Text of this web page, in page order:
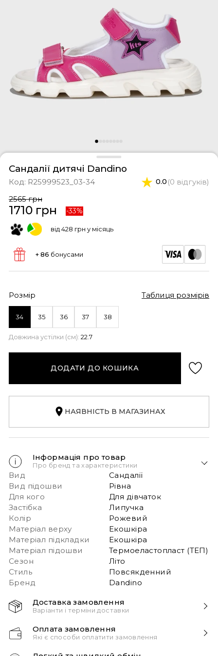
костюми
Сандалії дитячі Dandino
Код: R25999523_03-34 0.0 (0 відгуків)
2565 грн
1710 грн -33%
від 428 грн у місяць
+ 86 бонусами
Розмір Таблиця розмірів
34 35 36 37 38
Довжина устілки (см): 22.7
ДОДАТИ ДО КОШИКА
НАЯВНІСТЬ В МАГАЗИНАХ
Інформація про товар
Про бренд та характеристики
Вид
Сандалії
Вид підошви
Рівна
Для кого
Для дівчаток
Застібка
Липучка
Колір
Рожевий
Матеріал верху
Екошкіра
Матеріал підкладки
Екошкіра
Матеріал підошви
Термоеластопласт (ТЕП)
Сезон
Літо
Стиль
Повсякденний
Бренд
Dandino
Доставка замовлення
Варіанти і терміни доставки
моменту замовлення!
Звертаємо вашу увагу, якщо у в замовленні більше
одного товару – ми пакуємо їх окремо і
Оплата замовлення
Які є способи оплатити замовлення